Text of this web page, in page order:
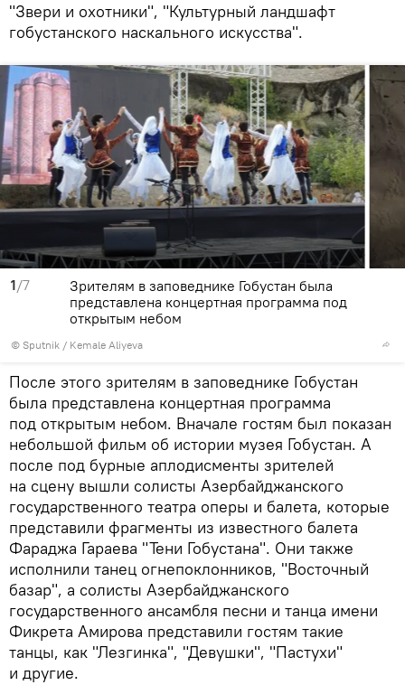
"Звери и охотники", "Культурный ландшафт
гобустанского наскального искусства".
1/7
© Sputnik / Kemale Aliyeva
Зрителям в заповеднике Гобустан была
представлена концертная программа под
открытым небом
После этого зрителям в заповеднике Гобустан
была представлена концертная программа
под открытым небом. Вначале гостям был показан
небольшой фильм об истории музея Гобустан. А
после под бурные аплодисменты зрителей
на сцену вышли солисты Азербайджанского
государственного театра оперы и балета, которые
представили фрагменты из известного балета
Фараджа Гараева "Тени Гобустана". Они также
исполнили танец огнепоклонников, "Восточный
базар", а солисты Азербайджанского
государственного ансамбля песни и танца имени
Фикрета Амирова представили гостям такие
танцы, как "Лезгинка", "Девушки", "Пастухи"
и другие.